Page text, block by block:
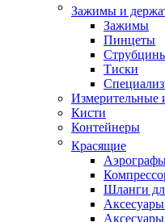
Зажимы и
Зажимы
Пинцеты
Тиски
Измерительные
Кисти
Контейнеры
Красящие
Шланги